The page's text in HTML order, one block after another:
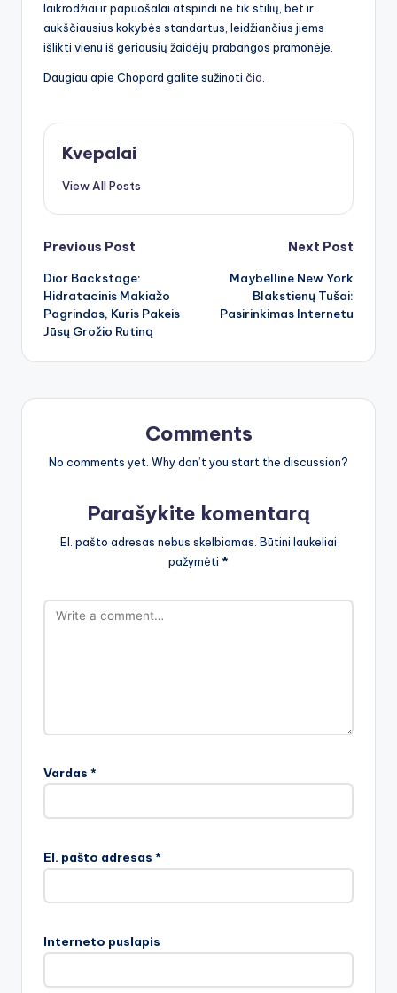
laikrodžiai ir papuošalai atspindi ne tik stilių, bet ir
aukščiausius kokybės standartus, leidžiančius jiems
išlikti vienu iš geriausių žaidėjų prabangos pramonėje.
Daugiau apie Chopard galite sužinoti čia.
Kvepalai
View All Posts
Post
navigation
Previous Post
Dior Backstage:
Hidratacinis Makiažo
Pagrindas, Kuris Pakeis
Jūsų Grožio Rutiną
Next Post
Maybelline New York
Blakstienų Tušai:
Pasirinkimas Internetu
Comments
No comments yet. Why don’t you start the discussion?
Parašykite komentarą
El. pašto adresas nebus skelbiamas. Būtini laukeliai
pažymėti *
Vardas *
El. pašto adresas *
Interneto puslapis